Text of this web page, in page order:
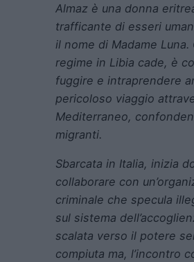
Almaz è una donna
trafficante di esseri
il nome di Madame Luna.
regime in Libia cade, è
fuggire e intraprendere
pericoloso viaggio
Mediterraneo,
migranti.
Sbarcata in Italia, inizia
collaborare con
criminale che specula
sul sistema
scalata verso il potere
compiuta ma, l’incontro